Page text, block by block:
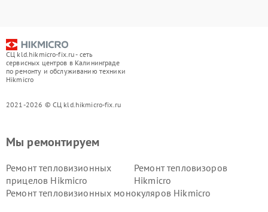
СЦ kld.hikmicro-fix.ru - сеть
сервисных центров в Калининграде
по ремонту и обслуживанию техники
Hikmicro
2021-2026 © СЦ kld.hikmicro-fix.ru
Мы ремонтируем
Ремонт тепловизионных
прицелов Hikmicro
Ремонт тепловизоров
Hikmicro
Ремонт тепловизионных монокуляров Hikmicro